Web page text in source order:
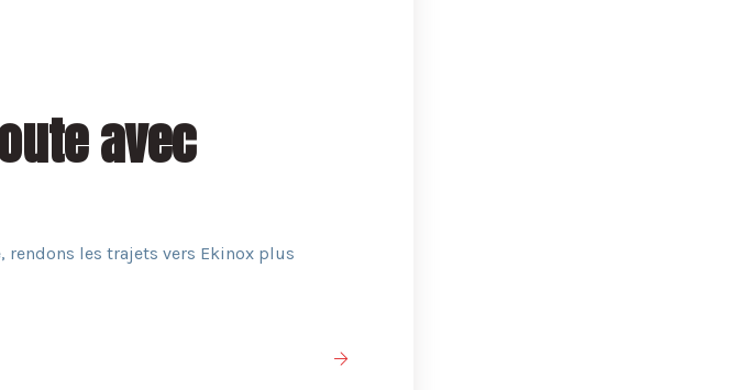
avec
rendons les trajets vers Ekinox plus